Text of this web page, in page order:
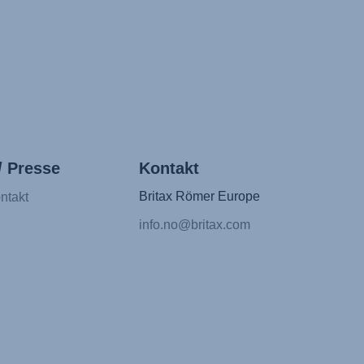
Presse Kontakt
Britax Römer Europe
info.no@britax.com